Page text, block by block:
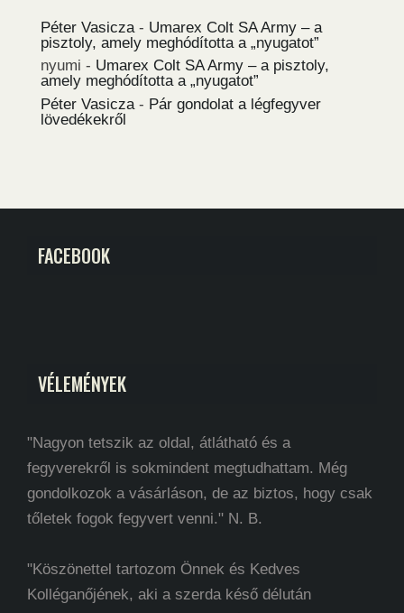
Péter Vasicza - Umarex Colt SA Army – a
pisztoly, amely meghódította a „nyugatot”
nyumi - Umarex Colt SA Army – a pisztoly,
amely meghódította a „nyugatot”
Péter Vasicza - Pár gondolat a légfegyver
lövedékekről
FACEBOOK
VÉLEMÉNYEK
"Nagyon tetszik az oldal, átlátható és a
fegyverekről is sokmindent megtudhattam. Még
gondolkozok a vásárláson, de az biztos, hogy csak
tőletek fogok fegyvert venni." N. B.
"Köszönettel tartozom Önnek és Kedves
Kolléganőjének, aki a szerda késő délután